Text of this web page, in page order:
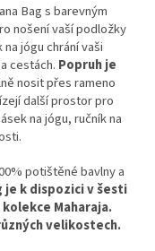
Bag s barevným
nošení vaší podložky
jógu chrání vaši
cestách. Popruh je
nosit přes rameno
další prostor pro
na jógu, ručník na
potištěné bavlny a
je k dispozici v šesti
Maharaja.
velikostech.